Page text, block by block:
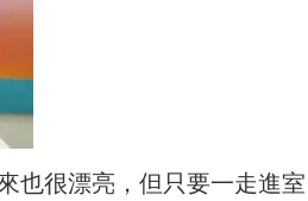
也很漂亮，但只要一走進室